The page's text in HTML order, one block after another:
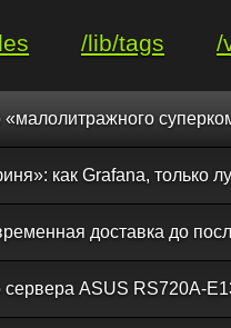
/lib/tags /
как Grafana, только